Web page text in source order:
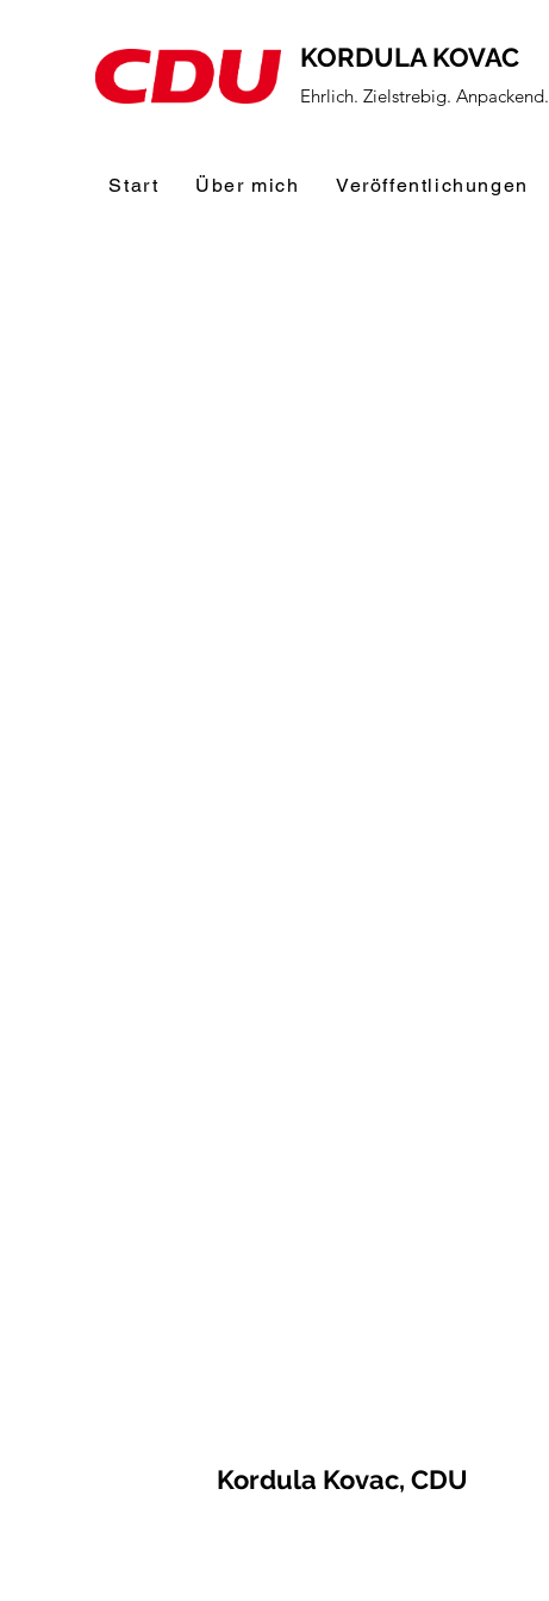
KORDULA KOVAC
Ehrlich. Zielstrebig. Anpackend.
Start Über mich Veröffentlichungen
Kordula Kovac, CDU